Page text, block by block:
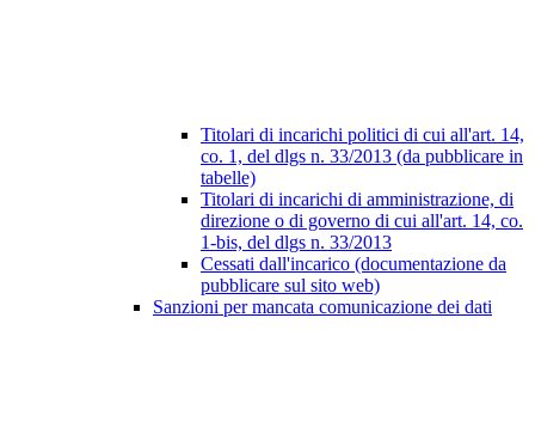
Titolari di incarichi politici di cui all'art. 14,
co. 1, del dlgs n. 33/2013 (da pubblicare in
tabelle)
Titolari di incarichi di amministrazione, di
direzione o di governo di cui all'art. 14, co.
1-bis, del dlgs n. 33/2013
Cessati dall'incarico (documentazione da
pubblicare sul sito web)
Sanzioni per mancata comunicazione dei dati